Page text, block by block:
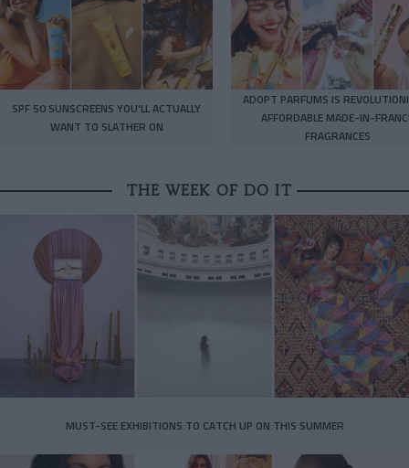
SPF 50 SUNSCREENS YOU'LL ACTUALLY
WANT TO SLATHER ON
ADOPT PARFUMS IS
AFFORDABLE MADE-IN-
FRAGRANCES
THE WEEK OF DO IT
MUST-SEE EXHIBITIONS TO CATCH UP ON THIS SUMMER